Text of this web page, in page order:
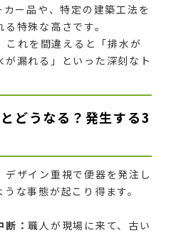
ー品や、特定の建築工法を
特殊な高さです。
れを間違えると「排水が
漏れる」といった深刻なト
どうなる？発生する3
ザイン重視で便器を発注し
な事態が起こり得ます。
断：職人が現場に来て、古い